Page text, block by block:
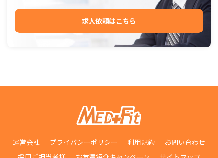
求人依頼はこちら
運営会社 プライバシーポリシー 利用規約
お問い合わせ